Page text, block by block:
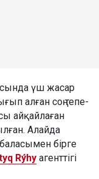
үш жасар
алған соң тепе-
айқайлаған
Алайда
бірге
Rýhy агенттігі